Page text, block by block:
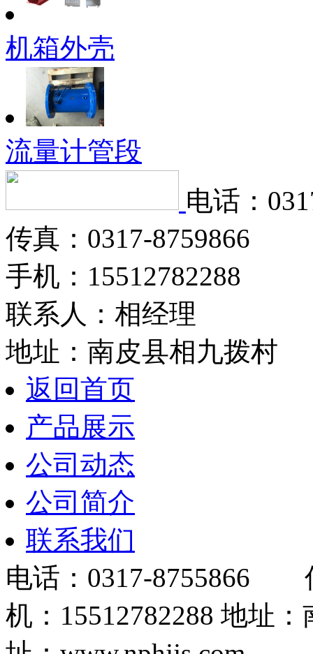
机箱外壳
流量计管段
电话：
传真：0317-8759866
手机：15512782288
联系人：相经理
地址：南皮县相九拨村
返回首页
产品展示
公司动态
公司简介
联系我们
电话：0317-8755866
机：15512782288 地